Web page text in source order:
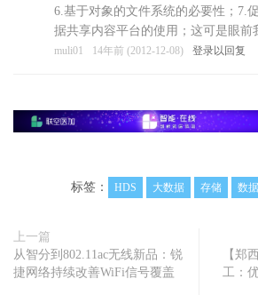
6.基于对象的文件系统的必要性；7.
据共享内容平台的使用；这可是眼前
muli01 14年前 (2012-12-08) 登录以回复
标签： HDS 大数据 存储 数
上一篇
从智分到802.11ac无线新品：锐
捷网络持续改善WiFi信号覆盖
【郑
工：